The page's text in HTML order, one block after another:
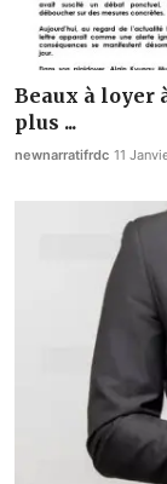
Beaux à loyer
plus ...
newnarratifrdc 11